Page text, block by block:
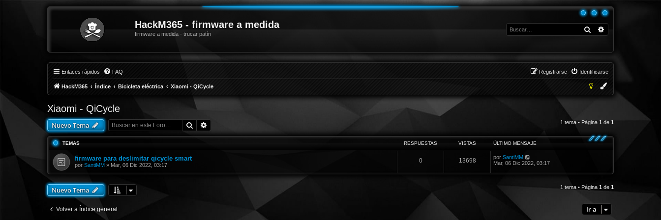
HackM365 - firmware a medida
firmware a medida - trucar patín
Buscar
Enlaces rápidos FAQ Identificarse
Registrarse
HackM365 Índice Bicicleta eléctrica Xiaomi - QiCycle
Xiaomi - QiCycle
Nuevo Tema Buscar 1 tema • Página 1 de 1
TEMAS RESPUESTAS VISTAS ÚLTIMO MENSAJE
firmware para deslimitar qicycle smart
por SantiMM » Mar, 06 Dic 2022, 03:17
0 13698 por SantiMM
Mar, 06 Dic 2022, 03:17
Nuevo Tema 1 tema • Página 1 de 1
Volver a Índice general Ir a